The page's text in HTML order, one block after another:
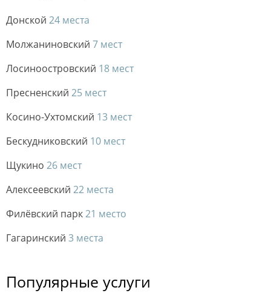
Донской 24 места
Молжаниновский 7 мест
Лосиноостровский 18 мест
Пресненский 25 мест
Косино-Ухтомский 13 мест
Бескудниковский 10 мест
Щукино 26 мест
Алексеевский 22 места
Филёвский парк 21 место
Гагаринский 3 места
Популярные услуги